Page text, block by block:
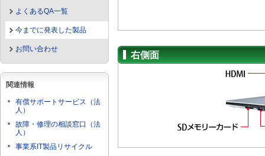
よくあるQA一覧
今までに発表した製品
お問い合わせ
関連情報
有償サポートサービス（法
人）
故障・修理の相談窓口（法
人）
事業系IT製品リサイクル
右側面